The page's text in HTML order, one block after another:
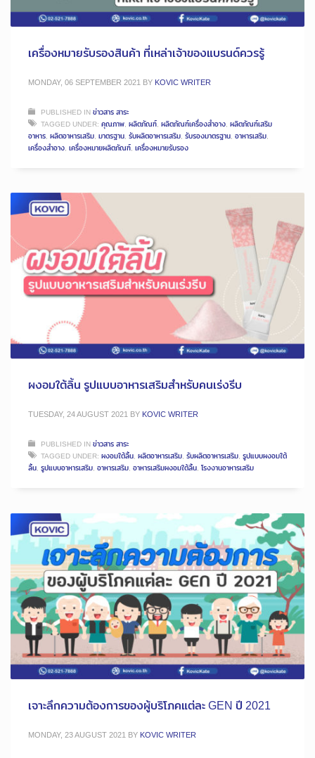
เครื่องหมายรับรองสินค้า ที่เหล่าเจ้าของแบรนด์ควรรู้
MONDAY, 06 SEPTEMBER 2021 BY KOVIC WRITER
PUBLISHED INข่าวสาร สาระ
TAGGED UNDER: คุณภาพ, ผลิตภัณฑ์, ผลิตภัณฑ์เครื่องสำอาง, ผลิตภัณฑ์เสริม
อาหาร, ผลิตอาหารเสริม, มาตรฐาน, รับผลิตอาหารเสริม, รับรองมาตรฐาน, อาหารเสริม,
เครื่องสำอาง, เครื่องหมายผลิตภัณฑ์, เครื่องหมายรับรอง
ผงอมใต้ลิ้น รูปแบบอาหารเสริมสำหรับคนเร่งรีบ
TUESDAY, 24 AUGUST 2021 BY KOVIC WRITER
PUBLISHED INข่าวสาร สาระ
TAGGED UNDER: ผงอมใต้ลิ้น, ผลิตอาหารเสริม, รับผลิตอาหารเสริม, รูปแบบผงอมใต้
ลิ้น, รูปแบบอาหารเสริม, อาหารเสริม, อาหารเสริมผงอมใต้ลิ้น, โรงงานอาหารเสริม
เจาะลึกความต้องการของผู้บริโภคแต่ละ GEN ปี 2021
MONDAY, 23 AUGUST 2021 BY KOVIC WRITER